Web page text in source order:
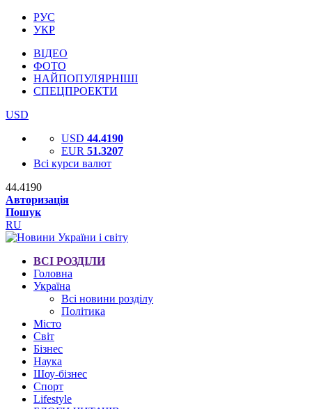
РУС
УКР
ВІДЕО
ФОТО
НАЙПОПУЛЯРНІШІ
СПЕЦПРОЕКТИ
USD
USD 44.4190
EUR 51.3207
Всі курси валют
44.4190
Авторизація
Пошук
RU
ВСІ РОЗДІЛИ
Головна
Україна
Всі новини розділу
Політика
Місто
Світ
Бізнес
Наука
Шоу-бізнес
Спорт
Lifestyle